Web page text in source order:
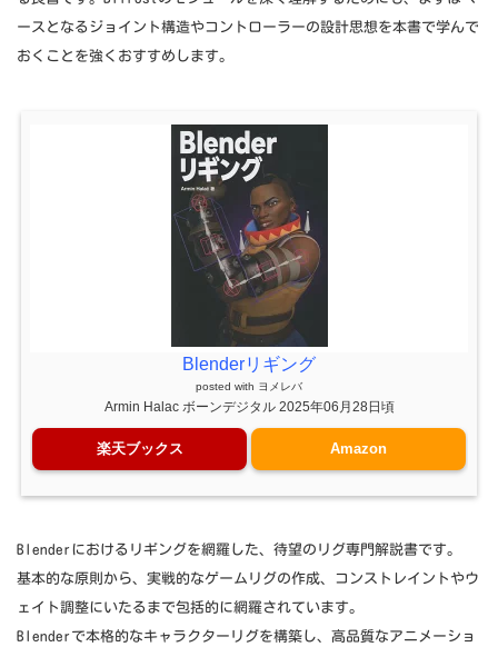
ースとなるジョイント構造やコントローラーの設計思想を本書で学んで
おくことを強くおすすめします。
Blenderリギング
posted with ヨメレバ
Armin Halac ボーンデジタル 2025年06月28日頃
楽天ブックス Amazon
Blenderにおけるリギングを網羅した、待望のリグ専門解説書です。
基本的な原則から、実戦的なゲームリグの作成、コンストレイントやウ
ェイト調整にいたるまで包括的に網羅されています。
Blenderで本格的なキャラクターリグを構築し、高品質なアニメーショ